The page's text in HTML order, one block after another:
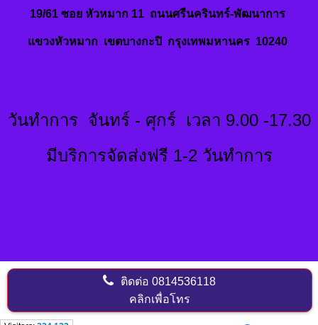
19/61 ซอย หัวหมาก 11 ถนนศรีนครินทร์-พัฒนาการ
แขวงหัวหมาก เขตบางกะปิ กรุงเทพมหานคร 10240
วันทำการ จันทร์ - ศุกร์ เวลา 9.00 -17.30
มีบริการจัดส่งฟรี 1-2 วันทำการ
ติดต่อ0814536118
คลิกเพื่อโทร